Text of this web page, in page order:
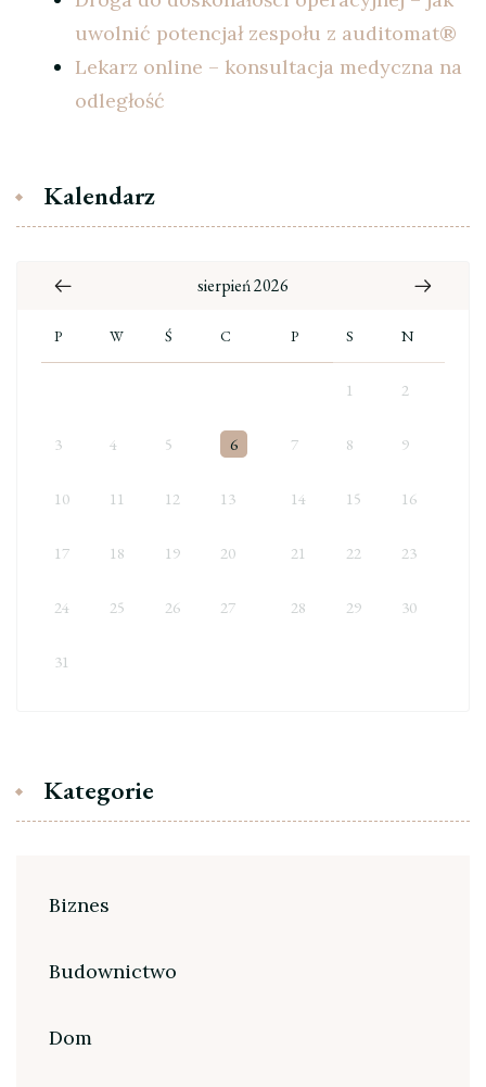
uwolnić potencjał zespołu z auditomat®
Lekarz online – konsultacja medyczna na
odległość
Kalendarz
sierpień 2026
P W Ś C P S N
1 2
3 4 5 6 7 8 9
10 11 12 13 14 15 16
17 18 19 20 21 22 23
24 25 26 27 28 29 30
31
Kategorie
Biznes
Budownictwo
Dom